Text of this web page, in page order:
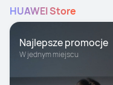
HUAWEI Store
Najlepsze promocje
W jednym miejscu